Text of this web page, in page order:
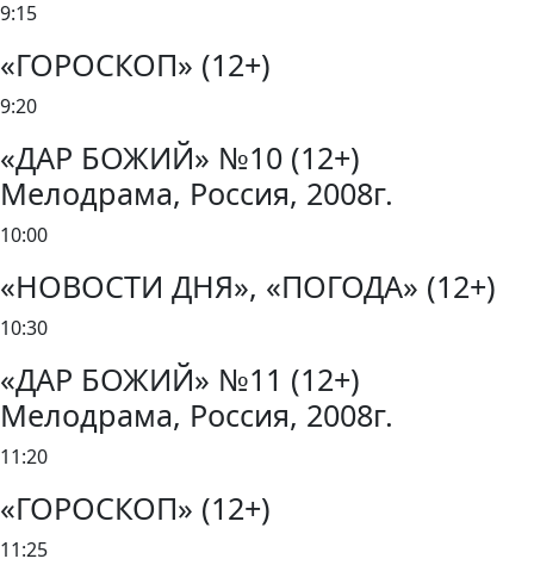
9:15
«ГОРОСКОП» (12+)
9:20
«ДАР БОЖИЙ» №10 (12+)
Мелодрама, Россия, 2008г.
10:00
«НОВОСТИ ДНЯ», «ПОГОДА» (12+)
10:30
«ДАР БОЖИЙ» №11 (12+)
Мелодрама, Россия, 2008г.
11:20
«ГОРОСКОП» (12+)
11:25